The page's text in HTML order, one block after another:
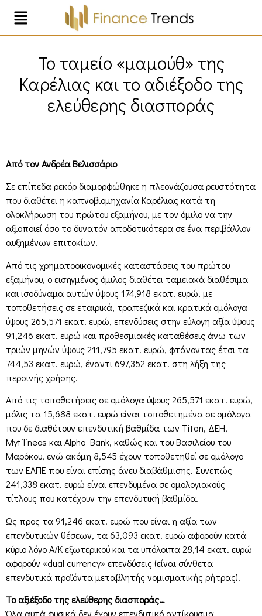
Το ταμείο «μαμούθ» της
Καρέλιας και το αδιέξοδο της
ελεύθερης διασποράς
Από τον Ανδρέα Βελισσάριο
Σε επίπεδα ρεκόρ διαμορφώθηκε η πλεονάζουσα ρευστότητα
που διαθέτει η καπνοβιομηχανία Καρέλιας κατά τη
ολοκλήρωση του πρώτου εξαμήνου, με τον όμιλο να την
αξιοποιεί όσο το δυνατόν αποδοτικότερα σε ένα περιβάλλον
αυξημένων επιτοκίων.
Από τις χρηματοοικονομικές καταστάσεις του πρώτου
εξαμήνου, ο εισηγμένος όμιλος διαθέτει ταμειακά διαθέσιμα
και ισοδύναμα αυτών ύψους 174,918 εκατ. ευρώ, με
τοποθετήσεις σε εταιρικά, τραπεζικά και κρατικά ομόλογα
ύψους 265,571 εκατ. ευρώ, επενδύσεις στην εύλογη αξία ύψους
91,246 εκατ. ευρώ και προθεσμιακές καταθέσεις άνω των
τριών μηνών ύψους 211,795 εκατ. ευρώ, φτάνοντας έτσι τα
744,53 εκατ. ευρώ, έναντι 697,352 εκατ. στη λήξη της
περσινής χρήσης.
Από τις τοποθετήσεις σε ομόλογα ύψους 265,571 εκατ. ευρώ,
μόλις τα 15,688 εκατ. ευρώ είναι τοποθετημένα σε ομόλογα
που δε διαθέτουν επενδυτική βαθμίδα των Titan, ΔΕΗ,
Mytilineos και Alpha Bank, καθώς και του Βασιλείου του
Μαρόκου, ενώ ακόμη 8,545 έχουν τοποθετηθεί σε ομόλογο
των ΕΛΠΕ που είναι επίσης άνευ διαβάθμισης. Συνεπώς
241,338 εκατ. ευρώ είναι επενδυμένα σε ομολογιακούς
τίτλους που κατέχουν την επενδυτική βαθμίδα.
Ως προς τα 91,246 εκατ. ευρώ που είναι η αξία των
επενδυτικών θέσεων, τα 63,093 εκατ. ευρώ αφορούν κατά
κύριο λόγο Α/Κ εξωτερικού και τα υπόλοιπα 28,14 εκατ. ευρώ
αφορούν «dual currency» επενδύσεις (είναι σύνθετα
επενδυτικά προϊόντα μεταβλητής νομισματικής ρήτρας).
Το αξιέξοδο της ελεύθερης διασποράς…
Όλα αυτά φυσικά δεν έχουν επενδυτικό αντίκρυσμα,